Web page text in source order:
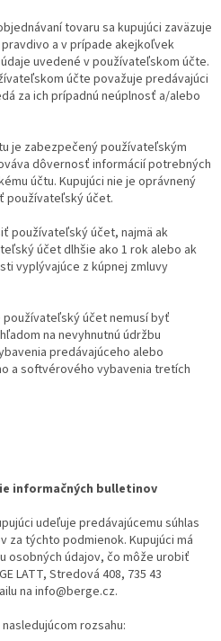
tovaru sa kupujúci zaväzuje
a v prípade akejkoľvek
uvedené v používateľskom účte.
účte považuje predávajúci
za ich prípadnú neúplnosť a/alebo
je zabezpečený používateľským
dôvernosť informácií potrebných
účtu. Kupujúci nie je oprávnený
používateľský účet.
používateľský účet, najmä ak
účet dlhšie ako 1 rok alebo ak
vyplývajúce z kúpnej zmluvy
používateľský účet nemusí byť
na nevyhnutnú údržbu
predávajúceho alebo
a softvérového vybavenia tretích
informačných bulletinov
udeľuje predávajúcemu súhlas
za týchto podmienok. Kupujúci má
osobných údajov, čo môže urobiť
LATT, Stredová 408, 735 43
na info@berge.cz.
rozsahu: